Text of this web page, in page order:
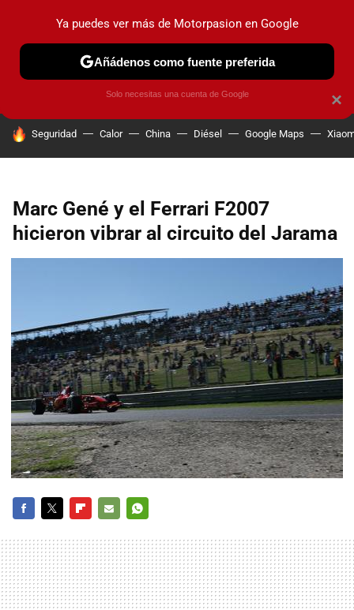
PRUEBAS COCHES ELÉCTRICOS OBSERVATORIO
HOY SE HABLA DE
Seguridad Calor China Diésel Google Maps
Marc Gené y el Ferrari F2007
hicieron vibrar al circuito del Jarama
MAIL
×
Ya puedes ver más de Motorpasion en Google
Añádenos como fuente preferida
Solo necesitas una cuenta de Google